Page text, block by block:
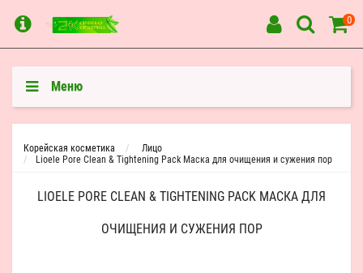
0
Меню
Корейская косметика
Лицо
Lioele Pore Clean & Tightening Pack Маска для очищения и сужения пор
LIOELE PORE CLEAN & TIGHTENING PACK МАСКА ДЛЯ
ОЧИЩЕНИЯ И СУЖЕНИЯ ПОР